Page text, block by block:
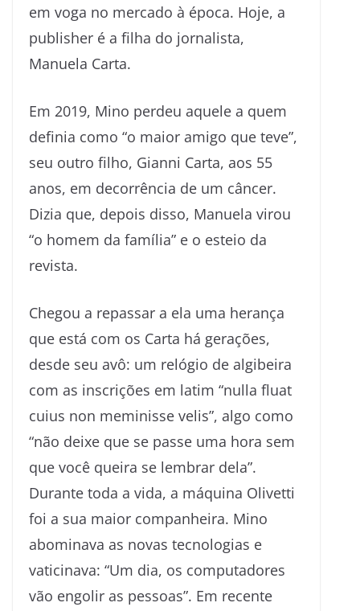
em voga no mercado à época. Hoje, a
publisher é a filha do jornalista,
Manuela Carta.
Em 2019, Mino perdeu aquele a quem
definia como “o maior amigo que teve”,
seu outro filho, Gianni Carta, aos 55
anos, em decorrência de um câncer.
Dizia que, depois disso, Manuela virou
“o homem da família” e o esteio da
revista.
Chegou a repassar a ela uma herança
que está com os Carta há gerações,
desde seu avô: um relógio de algibeira
com as inscrições em latim “nulla fluat
cuius non meminisse velis”, algo como
“não deixe que se passe uma hora sem
que você queira se lembrar dela”.
Durante toda a vida, a máquina Olivetti
foi a sua maior companheira. Mino
abominava as novas tecnologias e
vaticinava: “Um dia, os computadores
vão engolir as pessoas”. Em recente